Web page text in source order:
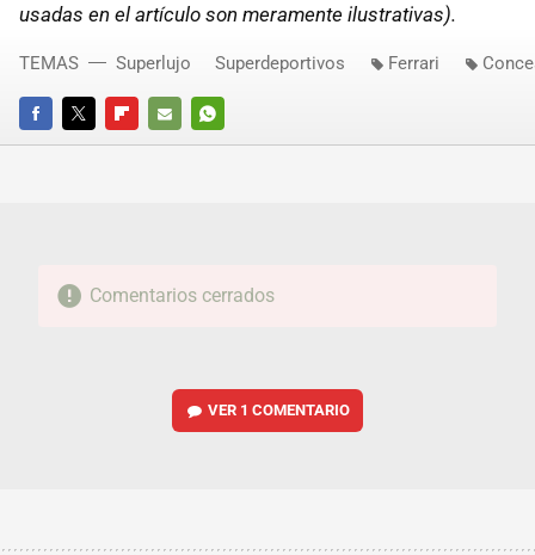
usadas en el artículo son meramente ilustrativas).
FACEBOOKTWITTERFLIPBOARD
E-
WHATSAPP
TEMAS Superlujo Superdeportivos Ferrari
Comentarios cerrados
VER 1 COMENTARIO